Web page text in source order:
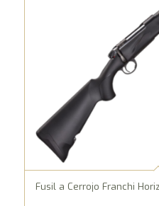
Fusil a Cerrojo Franchi